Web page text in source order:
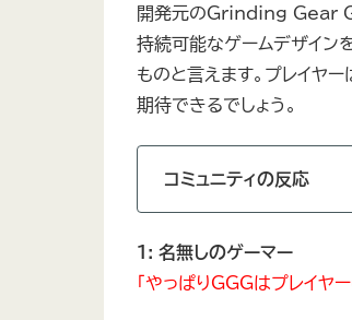
開発元のGrinding Gear
持続可能なゲームデザイン
ものと言えます。プレイヤ
期待できるでしょう。
コミュニティの反応
1: 名無しのゲーマー
「やっぱりGGGはプレイヤ